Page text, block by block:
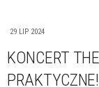
29 LIP 2024
KONCERT
PRAKTYCZNE!